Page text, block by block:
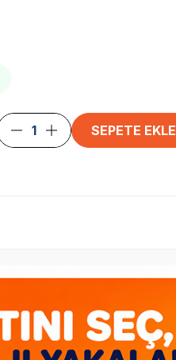
SEPETE EKLE